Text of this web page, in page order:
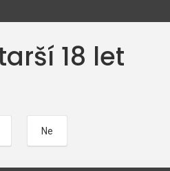
EROTICKÉ POVÍDKY
18 let